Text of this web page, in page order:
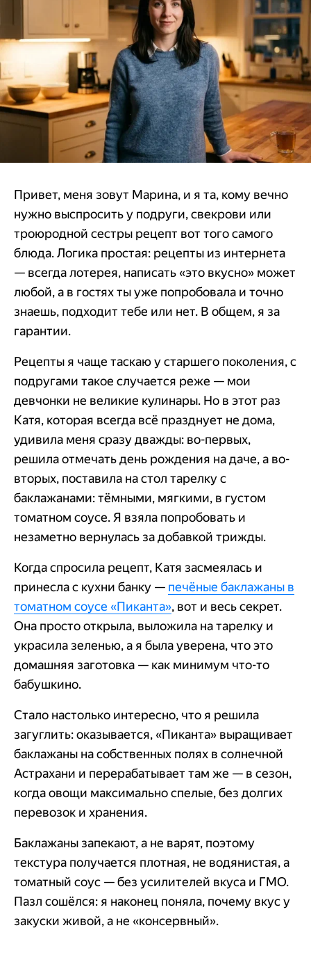
Привет, меня зовут Марина, и я та, кому вечно
нужно выспросить у подруги, свекрови или
троюродной сестры рецепт вот того самого
блюда. Логика простая: рецепты из интернета
— всегда лотерея, написать «это вкусно» может
любой, а в гостях ты уже попробовала и точно
знаешь, подходит тебе или нет. В общем, я за
гарантии.
Рецепты я чаще таскаю у старшего поколения, с
подругами такое случается реже — мои
девчонки не великие кулинары. Но в этот раз
Катя, которая всегда всё празднует не дома,
удивила меня сразу дважды: во-первых,
решила отмечать день рождения на даче, а во-
вторых, поставила на стол тарелку с
баклажанами: тёмными, мягкими, в густом
томатном соусе. Я взяла попробовать и
незаметно вернулась за добавкой трижды.
Когда спросила рецепт, Катя засмеялась и
принесла с кухни банку — печёные баклажаны в
томатном соусе «Пиканта», вот и весь секрет.
Она просто открыла, выложила на тарелку и
украсила зеленью, а я была уверена, что это
домашняя заготовка — как минимум что-то
бабушкино.
Стало настолько интересно, что я решила
загуглить: оказывается, «Пиканта» выращивает
баклажаны на собственных полях в солнечной
Астрахани и перерабатывает там же — в сезон,
когда овощи максимально спелые, без долгих
перевозок и хранения.
Баклажаны запекают, а не варят, поэтому
текстура получается плотная, не водянистая, а
томатный соус — без усилителей вкуса и ГМО.
Пазл сошёлся: я наконец поняла, почему вкус у
закуски живой, а не «консервный».